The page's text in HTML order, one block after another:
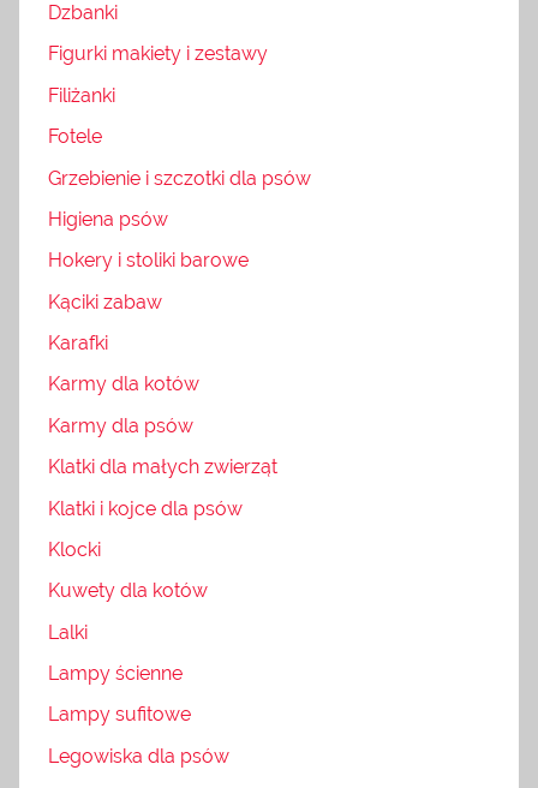
Dzbanki
Figurki makiety i zestawy
Filiżanki
Fotele
Grzebienie i szczotki dla psów
Higiena psów
Hokery i stoliki barowe
Kąciki zabaw
Karafki
Karmy dla kotów
Karmy dla psów
Klatki dla małych zwierząt
Klatki i kojce dla psów
Klocki
Kuwety dla kotów
Lalki
Lampy ścienne
Lampy sufitowe
Legowiska dla psów